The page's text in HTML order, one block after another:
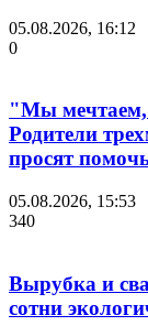
05.08.2026, 16:12
0
"Мы мечтаем,
Родители
просят
05.08.2026, 15:53
340
Вырубка и
сотни